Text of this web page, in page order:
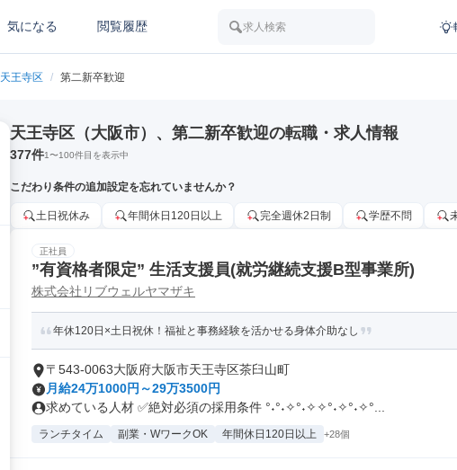
気になる 閲覧履歴 求人検索
天王寺区 / 第二新卒歓迎
天王寺区（大阪市）、第二新卒歓迎の転職・求人情報
377件1〜100件目を表示中
こだわり条件の追加設定を忘れていませんか？
土日祝休み 年間休日120日以上 完全週休2日制 学歴不問
正社員
”有資格者限定” 生活支援員(就労継続支援B型事業所)
株式会社リブウェルヤマザキ
年休120日×土日祝休！福祉と事務経験を活かせる身体介助なし
〒543-0063大阪府大阪市天王寺区茶臼山町
月給24万1000円～29万3500円
求めている人材 ✅絶対必須の採用条件 °˖°˖✧°˖✧✧°˖✧°˖✧°...
ランチタイム 副業・WワークOK 年間休日120日以上 +28個